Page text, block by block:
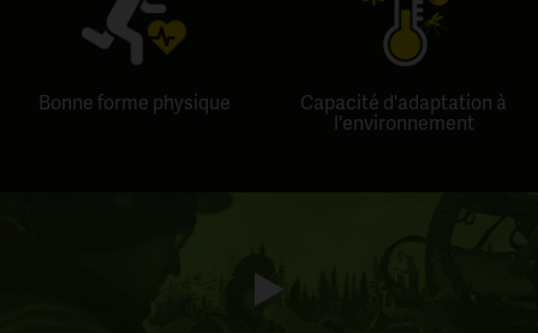
Bonne forme physique Capacité d'adaptation à
l'environnement